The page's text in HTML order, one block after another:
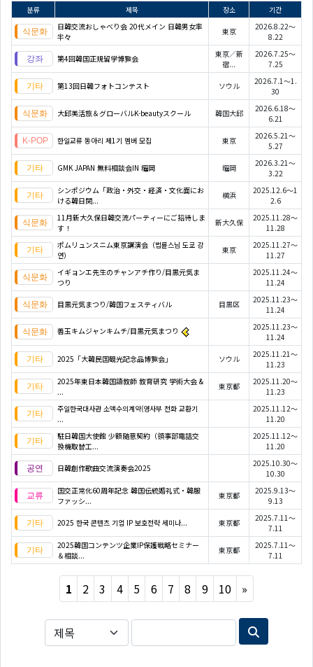
분류 제목 장소
기간
日韓交流おしゃべり会 20代メイン 日韓男女率
半々
東京
2026.8.22～
8.22
第4回韓国正規留学博覧会
東京／新
宿...
2026.7.25～
7.25
第13回日韓フォトコンテスト ソウル
2026.7.1～1.
30
大邱美活旅＆グローバルK-beautyスクール 韓国大邱
2026.6.18～
6.21
한일교류 동아리 제1기 멤버 모집 東京
2026.5.21～
5.27
GMK JAPAN 無料相談会IN 福岡 福岡
2026.3.21～
3.22
シンポジウム「政治・外交・経済・文化面にお
ける韓日関...
横浜
2025.12.6～1
2.6
11月新大久保日韓交流パーティーにご招待しま
す！
新大久保
2025.11.28～
11.28
ポムリュンスニム東京講演会（법륜스님 도쿄 강
연）
東京
2025.11.27～
11.27
イギョンエ先生のチャンアチ作り/目黒元気ま
つり
2025.11.24～
11.24
目黒元気まつり/韓国フェスティバル 目黒区
2025.11.23～
11.24
善玉キムジャンキムチ/目黒元気まつり
2025.11.23～
11.24
2025「大韓民国観光記念品博覧会」 ソウル
2025.11.21～
11.23
2025年東日本韓国語教師 教育研究 学術大会 &
...
東京都
2025.11.20～
11.23
주일한국대사관 소액수의계약(영사부 전화 교환기
...
2025.11.12～
11.20
駐日韓国大使館 少額随意契約（領事部電話交
換機取替工...
2025.11.12～
11.20
日韓創作歌曲交流演奏会2025
2025.10.30～
10.30
国交正常化60周年記念 韓国伝統婚礼式・韓服
ファッシ...
東京都
2025.9.13～
9.13
2025 한국 콘텐츠 기업 IP 보호전략 세미나... 東京都
2025.7.11～
7.11
2025韓国コンテンツ企業IP保護戦略セミナー
＆相談...
東京都
2025.7.11～
7.11
1 2 3 4 5 6 7 8 9 10 »